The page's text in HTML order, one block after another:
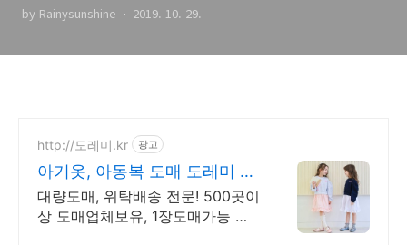
by Rainysunshine 2019. 10. 29.
http://도레미.kr 광고
아기옷, 아동복 도매 도레미 대
량도매,위탁배송 전문!!!
대량도매, 위탁배송 전문! 500곳이
상 도매업체보유, 1장도매가능 이